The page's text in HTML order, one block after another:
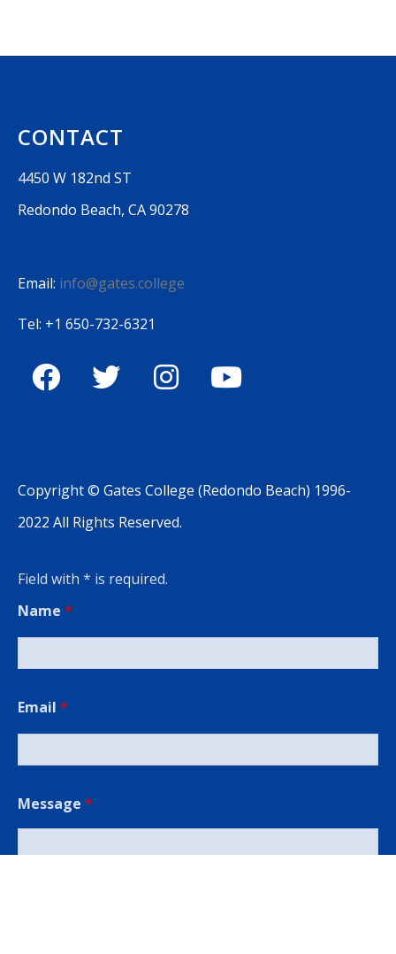
CONTACT
4450 W 182nd ST
Redondo Beach, CA 90278
Email: info@gates.college
Tel: +1 650-732-6321
Copyright © Gates College (Redondo Beach) 1996-
2022 All Rights Reserved.
Field with * is required.
Name *
Email *
Message *